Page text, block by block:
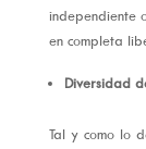
independiente
en completa
Diversidad
Tal y como lo